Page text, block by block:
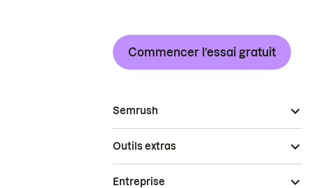
Commencer l’essai gratuit
Semrush
Outils extras
Entreprise